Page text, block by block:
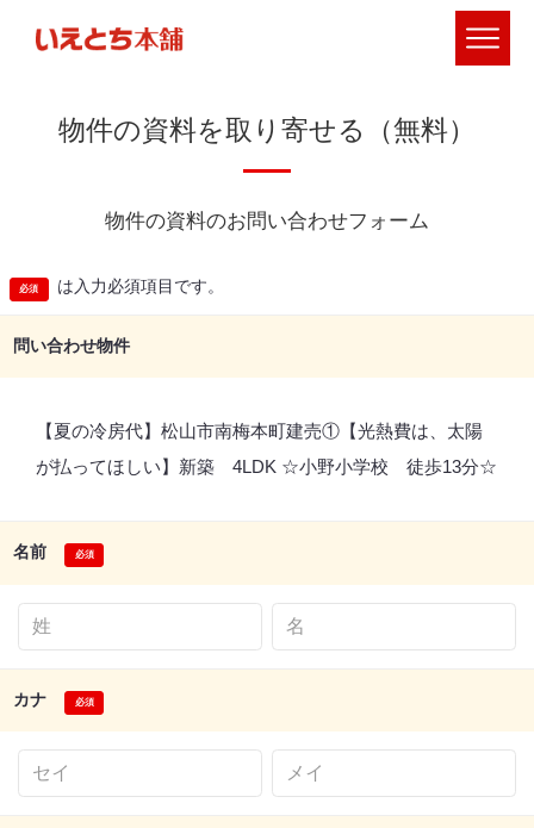
物件の資料を取り寄せる（無料）
物件の資料のお問い合わせフォーム
は入力必須項目です。
問い合わせ物件
【夏の冷房代】松山市南梅本町建売①【光熱費は、太陽
が払ってほしい】新築 4LDK ☆小野小学校 徒歩13分☆
名前
カナ